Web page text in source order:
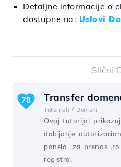
Detaljne informacije o
dostupne na: Uslovi
Slični
Transfer
Tutorijali / Domeni
Ovaj tutorijal
dobijanje
panela, za prenos
registra.
78